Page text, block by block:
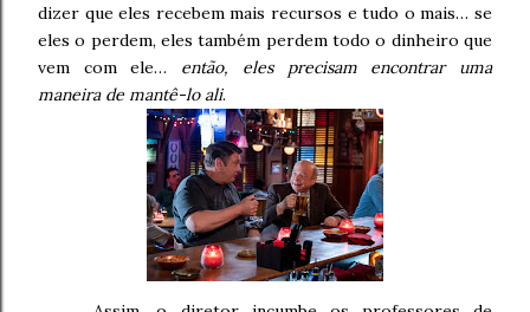
dizer que eles recebem mais recursos e tudo o mais… se
eles o perdem, eles também perdem todo o dinheiro que
vem com ele… então, eles precisam encontrar uma
maneira de mantê-lo ali.